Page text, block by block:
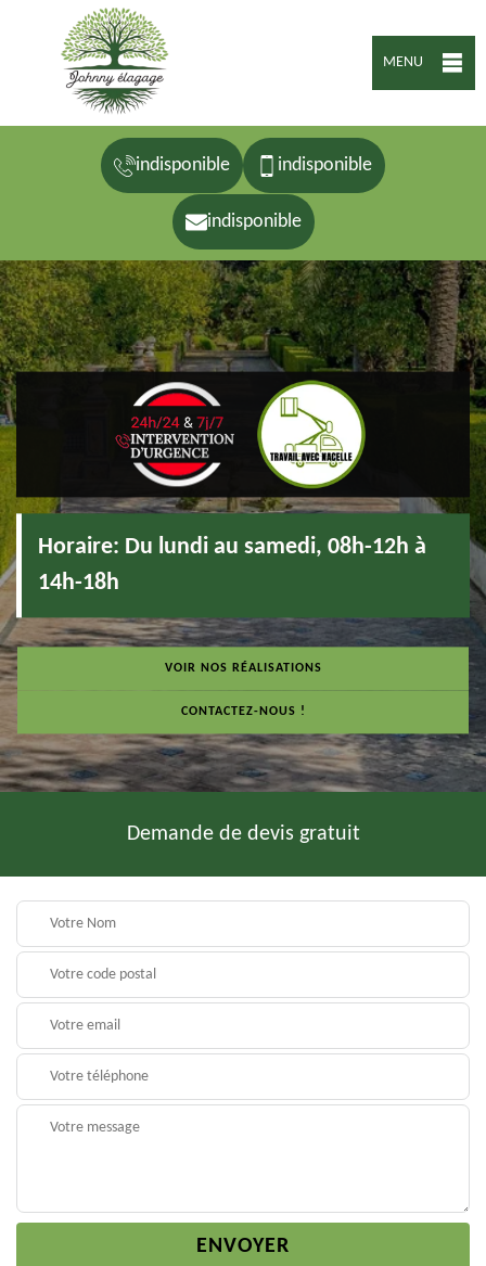
MENU
indisponible indisponible
indisponible
Horaire: Du lundi au samedi, 08h-12h à
14h-18h
VOIR NOS RÉALISATIONS
CONTACTEZ-NOUS !
Demande de devis gratuit